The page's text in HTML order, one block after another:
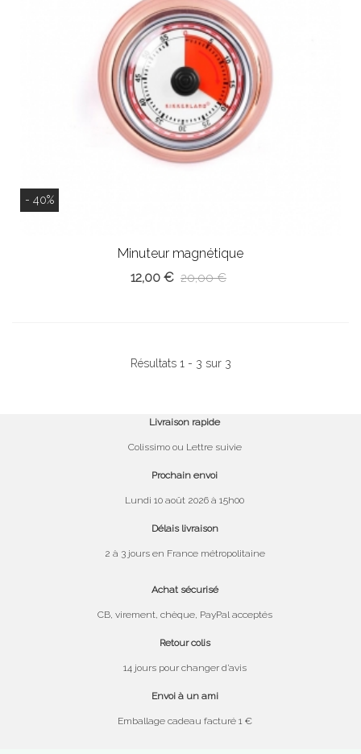
- 40%
Minuteur magnétique
12,00 € 20,00 €
Résultats 1 - 3 sur 3
Livraison rapide
Colissimo ou Lettre suivie
Prochain envoi
Lundi 10 août 2026 à 15h00
Délais livraison
2 à 3 jours en France métropolitaine
Achat sécurisé
CB, virement, chèque, PayPal acceptés
Retour colis
14 jours pour changer d’avis
Envoi à un ami
Emballage cadeau facturé 1 €